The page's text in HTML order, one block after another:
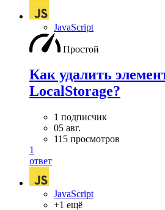
JavaScript
Простой
Как удалить
LocalStorage?
1 подписчик
05 авг.
115 просмотров
1
ответ
JavaScript
+1 ещё